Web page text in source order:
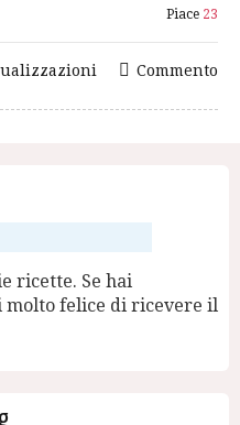
Piace 23
Commento
ricette. Se hai
molto felice di ricevere il